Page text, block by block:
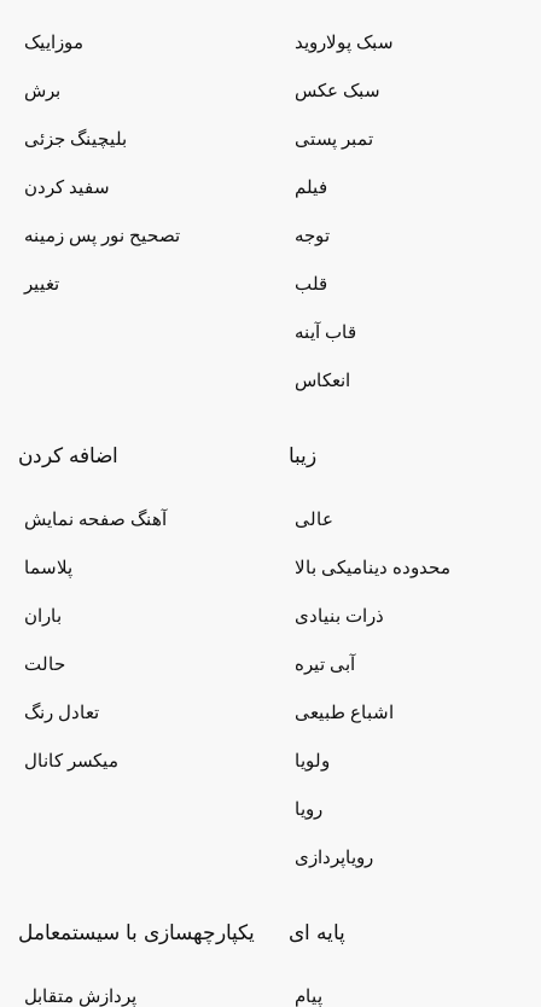
موزاییک
برش
بلیچینگ جزئی
سفید کردن
تصحیح نور پس زمینه
تغییر
سبک پولاروید
سبک عکس
تمبر پستی
فیلم
توجه
قلب
قاب آینه
انعکاس
اضافه کردن
آهنگ صفحه نمایش
پلاسما
باران
حالت
تعادل رنگ
میکسر کانال
زیبا
عالی
محدوده دینامیکی بالا
ذرات بنیادی
آبی تیره
اشباع طبیعی
ولویا
رویا
رویاپردازی
یکپارچهسازی با سیستمعامل
پردازش متقابل
پایه ای
پیام